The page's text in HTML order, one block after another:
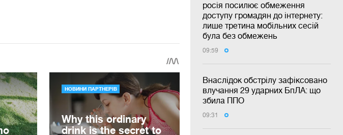
росія посилює обмеження
доступу громадян до інтернету:
лише третина мобільних сесій
була без обмежень
09:59
Внаслідок обстрілу зафіксовано
влучання 29 ударних БпЛА: що
збила ППО
09:31